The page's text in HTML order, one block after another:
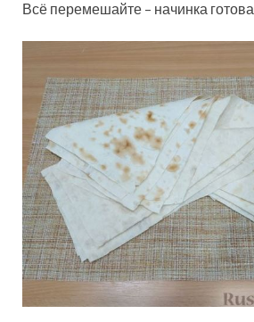
Всё перемешайте – начинка готова.